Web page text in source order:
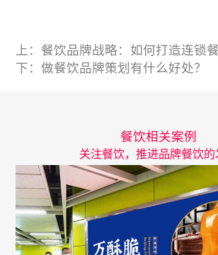
上： 餐饮品牌战略：如何打造连锁餐
下：做餐饮品牌策划有什么好处？
餐饮相关案例
关注餐饮，推进品牌餐饮的